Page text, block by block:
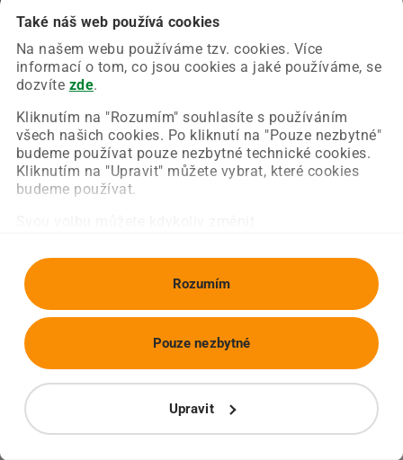
Také náš web používá cookies
Na našem webu používáme tzv. cookies. Více
informací o tom, co jsou cookies a jaké používáme, se
dozvíte zde.
Kliknutím na "Rozumím" souhlasíte s používáním
všech našich cookies. Po kliknutí na "Pouze nezbytné"
budeme používat pouze nezbytné technické cookies.
Kliknutím na "Upravit" můžete vybrat, které cookies
budeme používat.
Rozumím
Upravit
Pouze nezbytné
Chyba nastala na naší straně a už ji opravujeme.
Zkuste prosím znovu načíst požadovanou stránku.
Obnovit stránku Úvodní strana